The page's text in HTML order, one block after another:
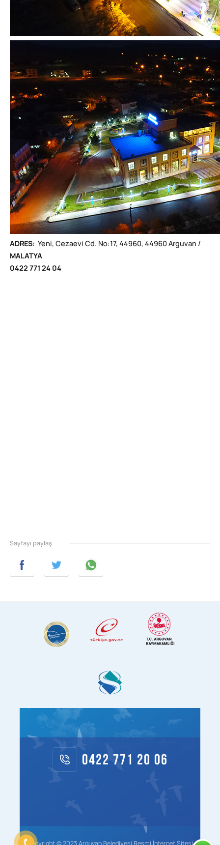
ADRES: Yeni, Cezaevi Cd. No:17, 44960, 44960 Arguvan /
MALATYA
0422 771 24 04
Sayfayı paylaş
0422 771 20 06
Copyright © 2023 Arguvan Belediyesi Resmi İnternet Sitesi